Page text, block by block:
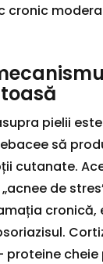
cronic
pielii
să
cutanate.
de
proteine